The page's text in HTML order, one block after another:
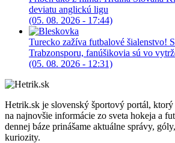
deviatu anglickú ligu
(05. 08. 2026 - 17:44)
Turecko zažíva futbalové šialenstvo!
Trabzonsporu, fanúšikovia sú vo
(05. 08. 2026 - 12:31)
Hetrik.sk je slovenský športový portál, ktorý
na najnovšie informácie zo sveta hokeja a
dennej báze prinášame aktuálne správy,
kuriozity.